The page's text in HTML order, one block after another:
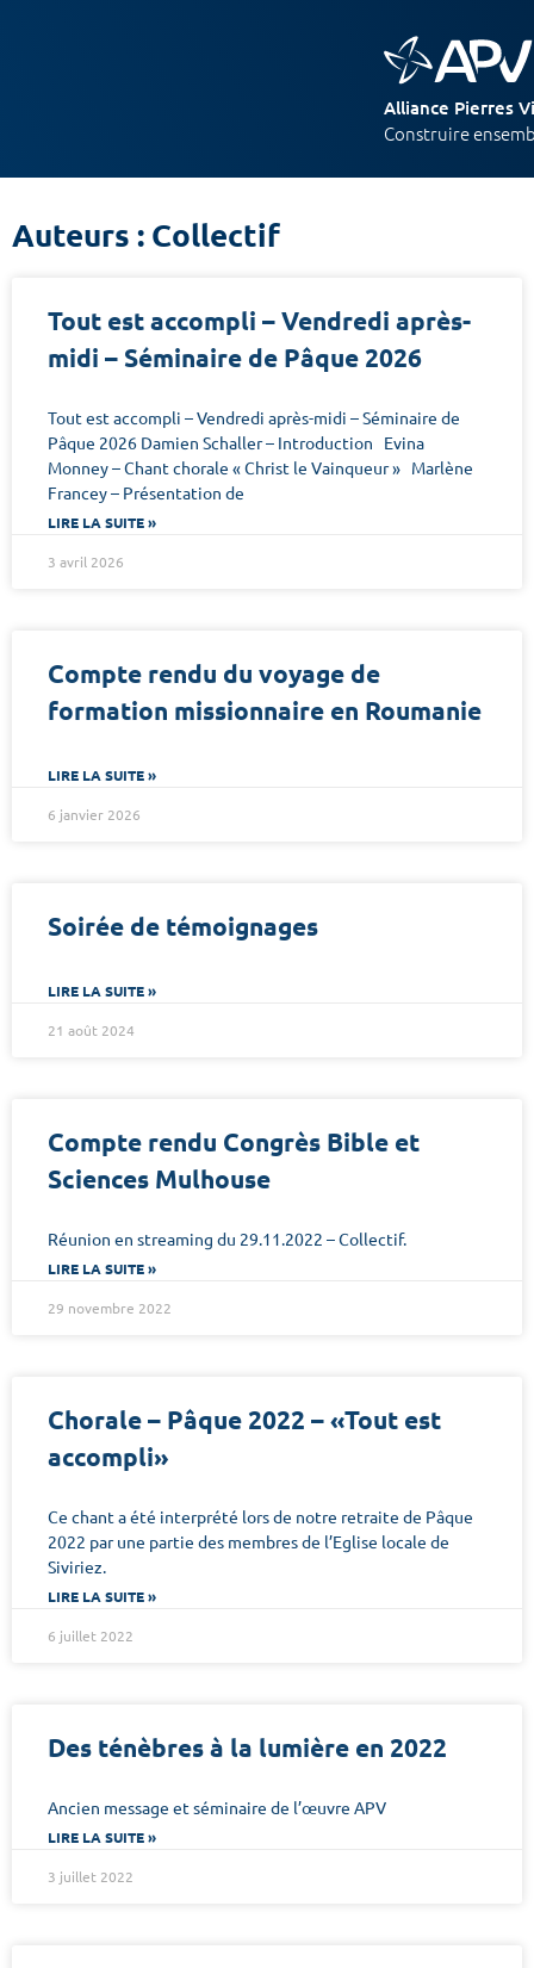
Alliance Pierres
Construire
Auteurs : Collectif
Tout est accompli – Vendredi après-
midi – Séminaire de Pâque 2026
Tout est accompli – Vendredi après-midi – Séminaire de
Pâque 2026 Damien Schaller – Introduction Evina
Monney – Chant chorale « Christ le Vainqueur » Marlène
Francey – Présentation de
LIRE LA SUITE »
3 avril 2026
Compte rendu du voyage de
formation missionnaire en Roumanie
LIRE LA SUITE »
6 janvier 2026
Soirée de témoignages
LIRE LA SUITE »
21 août 2024
Compte rendu Congrès Bible et
Sciences Mulhouse
Réunion en streaming du 29.11.2022 – Collectif.
LIRE LA SUITE »
29 novembre 2022
Chorale – Pâque 2022 – «Tout est
accompli»
Ce chant a été interprété lors de notre retraite de Pâque
2022 par une partie des membres de l’Eglise locale de
Siviriez.
LIRE LA SUITE »
6 juillet 2022
Des ténèbres à la lumière en 2022
Ancien message et séminaire de l’œuvre APV
LIRE LA SUITE »
3 juillet 2022